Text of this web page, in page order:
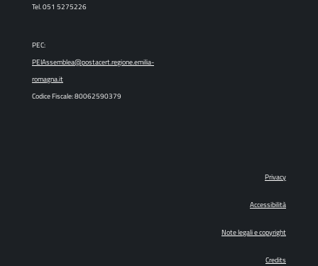
Tel. 051 5275226
PEC:
PEIAssemblea@postacert.regione.emilia-
romagna.it
Codice Fiscale: 80062590379
Privacy
Accessibilità
Note legali e copyright
Credits